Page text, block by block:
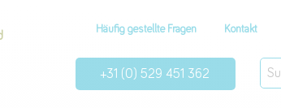
Häufig gestellte Fragen Kontakt
+31 (0) 529 451 362